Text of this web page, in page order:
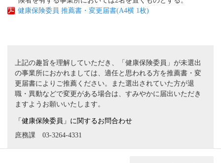
健康保険委員 推薦書・変更届書(A4横 1枚)
上記の趣旨を理解していただき、「健康保険委員」が未選出
の事業所におかれましては、適任と思われる方を推薦書・変
更届書によりご推薦ください。また選出されていた方が退
職・異動などで変更がある場合は、すみやかに届出いただき
ますようお願いいたします。
「健康保険委員」に関するお問合わせ
庶務課 03-3264-4331